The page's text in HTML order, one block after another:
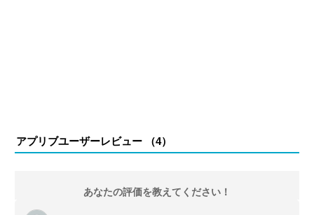
アプリブユーザーレビュー （4）
あなたの評価を教えてください！